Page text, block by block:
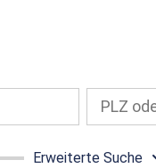
Erweiterte Suche